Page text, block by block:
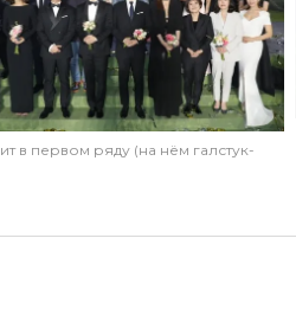
в первом ряду (на нём галстук-